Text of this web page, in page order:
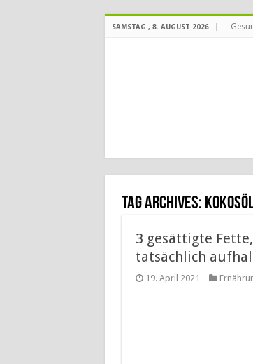
SAMSTAG , 8. AUGUST 2026
Tag Archives:
3 gesättigte
tatsächlich
19. April 2021